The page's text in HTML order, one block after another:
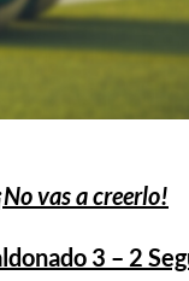
vas a creerlo!
3 – 2